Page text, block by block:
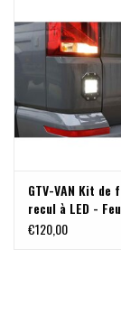
GTV-VAN Kit de
recul à LED -
à LED
€120,00